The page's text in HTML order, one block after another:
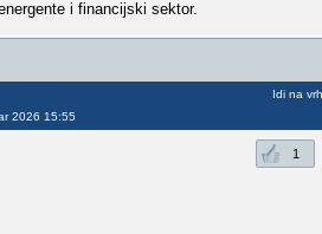
i financijski sektor.
2026 15:55
Idi na vrh
1